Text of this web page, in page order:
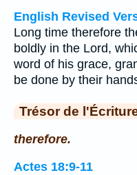
English Revised
Long time therefore
boldly in the Lord,
word of his grace,
be done by their
Trésor de
therefore.
Actes 18:9-11